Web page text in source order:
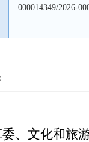
000014349/2026-
、文化和旅